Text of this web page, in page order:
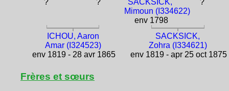
Mimoun (I334622)
env 1798
ICHOU, Aaron
Amar (I324523)
env 1819 - 28 avr 1865
SACKSICK,
Zohra (I334621)
env 1819 - apr 25 oct 1875
Frères et sœurs